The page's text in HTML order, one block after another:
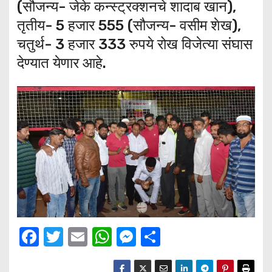
(सौजन्य- जेके कन्स्ट्रक्शनचे शादाब खान),
तृतीय- 5 हजार 555 (सौजन्य- वसीम शेख),
चतुर्थ- 3 हजार 333 रुपये रोख विजेत्या संघास
देण्यात येणार आहे.
F T E W
h
M
e
S
h